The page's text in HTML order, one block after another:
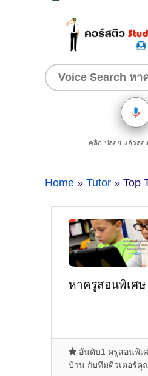
คลิก-ปล่อย แล้วลอ
Home » Tutor » Top
หาครูสอนพิเศษ
อันดับ1 ครูสอนพิเ
บ้าน กับทีมติวเตอร์คุ